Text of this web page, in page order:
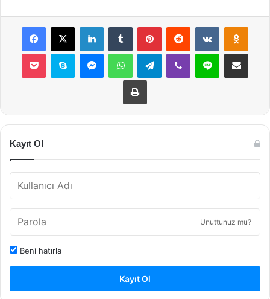
Facebook
X LinkedInTumblr PinterestReddit VKontakte
Pocket Skype MessengerWhatsAppTelegramViber Line E-Posta ile
Yazdır
Kayıt Ol
Unuttunuz mu?
Beni hatırla
Kayıt Ol